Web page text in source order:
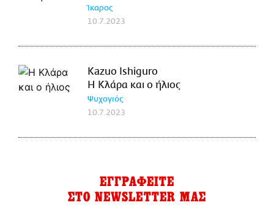
Ίκαρος
10.7.2023
Kazuo Ishiguro
Η Κλάρα και ο ήλιος
Ψυχογιός
10.7.2023
ΕΓΓΡΑΦΕΙΤΕ
ΣΤΟ NEWSLETTER ΜΑΣ